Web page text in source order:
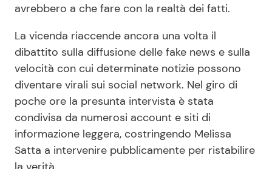
avrebbero a che fare con la realtà dei fatti.
La vicenda riaccende ancora una volta il
dibattito sulla diffusione delle fake news e sulla
velocità con cui determinate notizie possono
diventare virali sui social network. Nel giro di
poche ore la presunta intervista è stata
condivisa da numerosi account e siti di
informazione leggera, costringendo Melissa
Satta a intervenire pubblicamente per ristabilire